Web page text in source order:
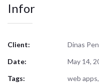
Infor
Client:
Dinas
Date:
May 14,
Tags:
web